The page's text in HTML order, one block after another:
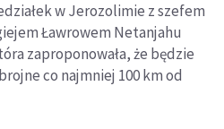
w Jerozolimie z szefem
Ławrowem Netanjahu
zaproponowała, że będzie
co najmniej 100 km od